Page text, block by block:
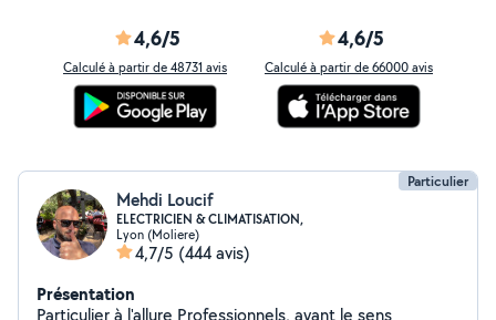
4,6/5
Calculé à partir de 48731 avis
4,6/5
Calculé à partir de 66000 avis
Particulier
Mehdi Loucif
ELECTRICIEN & CLIMATISATION,
Lyon (Moliere)
4,7/5 (444 avis)
Présentation
Particulier à l'allure Professionnels, ayant le sens